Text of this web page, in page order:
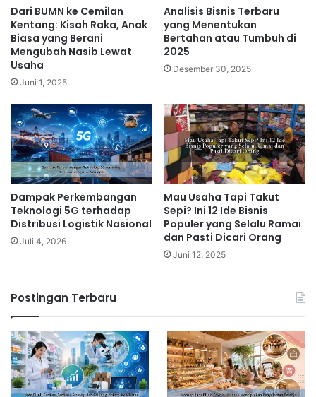
Dari BUMN ke Cemilan
Kentang: Kisah Raka, Anak
Biasa yang Berani
Mengubah Nasib Lewat
Usaha
Juni 1, 2025
Analisis Bisnis Terbaru
yang Menentukan
Bertahan atau Tumbuh di
2025
Desember 30, 2025
Dampak Perkembangan
Teknologi 5G terhadap
Distribusi Logistik Nasional
Juli 4, 2026
Mau Usaha Tapi Takut
Sepi? Ini 12 Ide Bisnis
Populer yang Selalu Ramai
dan Pasti Dicari Orang
Juni 12, 2025
Postingan Terbaru